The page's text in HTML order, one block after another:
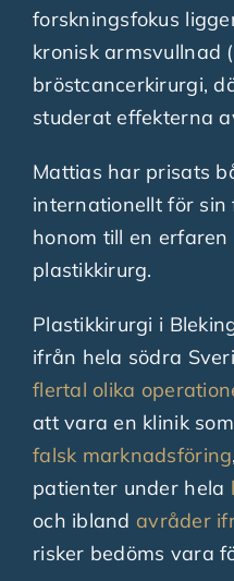
forskningsfokus
kronisk armsvullnad
bröstcancerkirurgi,
studerat effekterna
Mattias har prisats
internationellt för
honom till en
plastikkirurg.
Plastikkirurgi i
ifrån hela södra
flertal olika
att vara en klinik
falsk marknadsföring
patienter under hela
och ibland avråder
risker bedöms vara